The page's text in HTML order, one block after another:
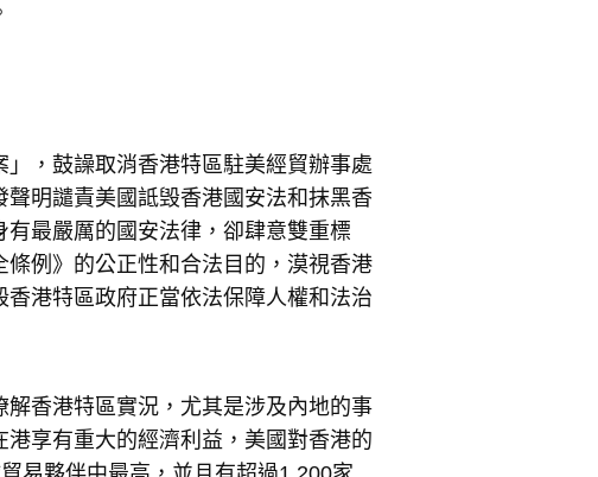
，鼓譟取消香港特區駐美經貿辦事處
明譴責美國詆毁香港國安法和抹黑香
最嚴厲的國安法律，卻肆意雙重標
例》的公正性和合法目的，漠視香港
港特區政府正當依法保障人權和法治
香港特區實況，尤其是涉及內地的事
享有重大的經濟利益，美國對香港的